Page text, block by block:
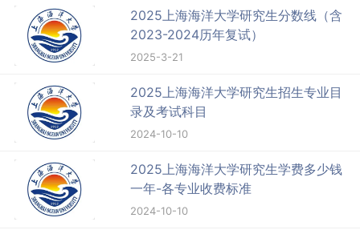
2025上海海洋大学研究生分数线（含
2023-2024历年复试）
2025-3-21
2025上海海洋大学研究生招生专业目
录及考试科目
2024-10-10
2025上海海洋大学研究生学费多少钱
一年-各专业收费标准
2024-10-10